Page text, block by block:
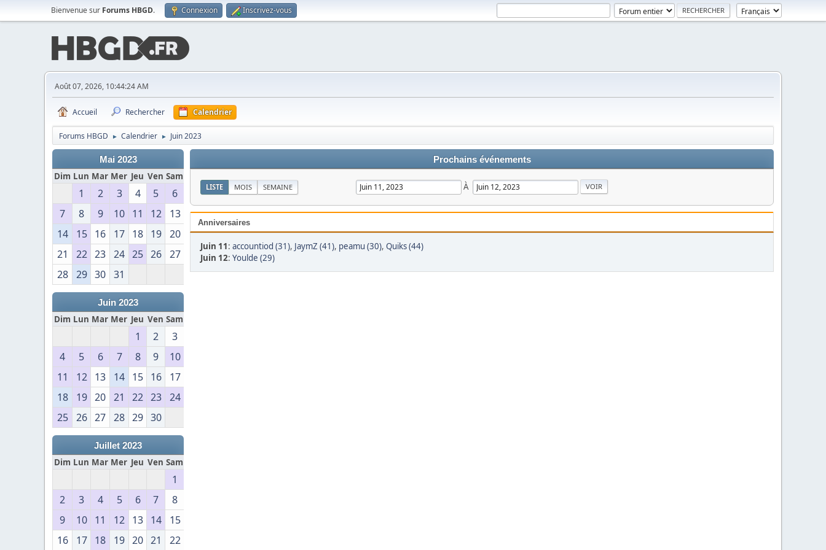
Bienvenue sur Forums HBGD. Connexion Inscrivez-vous
Août 07, 2026, 10:44:24 AM
Accueil Rechercher Calendrier
Forums HBGD ► Calendrier ► Juin 2023
Mai 2023
Dim Lun Mar Mer Jeu Ven Sam
1 2 3 4 5
6
7
8 9 10 11 12
13
14
15 16 17 18 19
20
21
22 23 24 25 26
27
28
29 30 31
Juin 2023
Dim Lun Mar Mer Jeu Ven Sam
1 2
3
4
5 6 7 8 9
10
11
12 13 14 15 16
17
18
19 20 21 22 23
24
25
26 27 28 29 30
Juillet 2023
Dim Lun Mar Mer Jeu Ven Sam
1
2
3 4 5 6 7
8
9
10 11 12 13 14
15
16
17 18 19 20 21 22
Prochains événements
LISTE MOIS SEMAINE À
Anniversaires
Juin 11: accountiod (31), JaymZ (41), peamu (30), Quiks (44)
Juin 12: Youlde (29)